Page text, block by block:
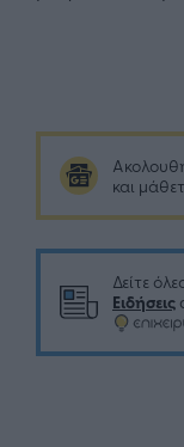
και
Δείτε
Ειδήσεις